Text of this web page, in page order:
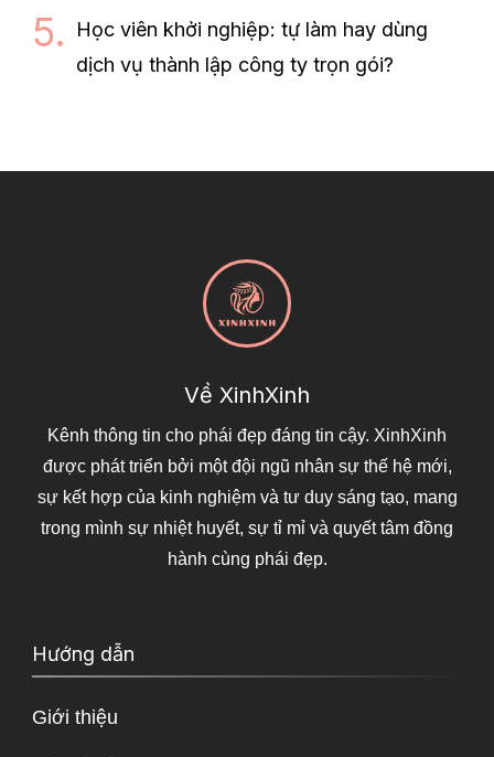
Học viên khởi nghiệp: tự làm hay dùng
dịch vụ thành lập công ty trọn gói?
Về XinhXinh
Kênh thông tin cho phái đẹp đáng tin cậy. XinhXinh
được phát triển bởi một đội ngũ nhân sự thế hệ mới,
sự kết hợp của kinh nghiệm và tư duy sáng tạo, mang
trong mình sự nhiệt huyết, sự tỉ mỉ và quyết tâm đồng
hành cùng phái đẹp.
Hướng dẫn
Giới thiệu